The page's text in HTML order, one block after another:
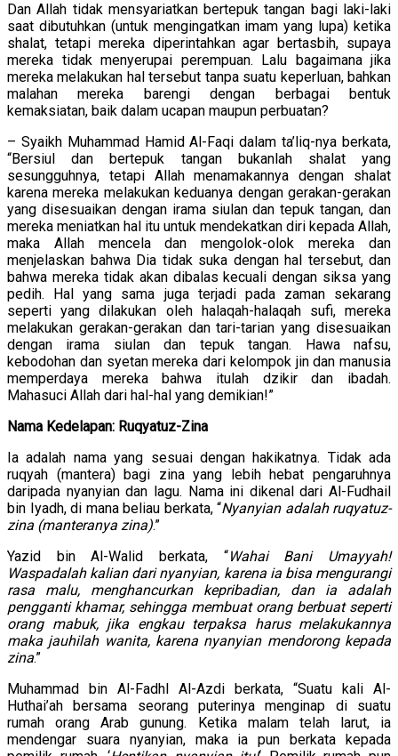
Dan Allah tidak mensyariatkan bertepuk tangan bagi laki-laki
saat dibutuhkan (untuk mengingatkan imam yang lupa) ketika
shalat, tetapi mereka diperintahkan agar bertasbih, supaya
mereka tidak menyerupai perempuan. Lalu bagaimana jika
mereka melakukan hal tersebut tanpa suatu keperluan, bahkan
malahan mereka barengi dengan berbagai bentuk
kemaksiatan, baik dalam ucapan maupun perbuatan?
– Syaikh Muhammad Hamid Al-Faqi dalam ta’liq-nya berkata,
“Bersiul dan bertepuk tangan bukanlah shalat yang
sesungguhnya, tetapi Allah menamakannya dengan shalat
karena mereka melakukan keduanya dengan gerakan-gerakan
yang disesuaikan dengan irama siulan dan tepuk tangan, dan
mereka meniatkan hal itu untuk mendekatkan diri kepada Allah,
maka Allah mencela dan mengolok-olok mereka dan
menjelaskan bahwa Dia tidak suka dengan hal tersebut, dan
bahwa mereka tidak akan dibalas kecuali dengan siksa yang
pedih. Hal yang sama juga terjadi pada zaman sekarang
seperti yang dilakukan oleh halaqah-halaqah sufi, mereka
melakukan gerakan-gerakan dan tari-tarian yang disesuaikan
dengan irama siulan dan tepuk tangan. Hawa nafsu,
kebodohan dan syetan mereka dari kelompok jin dan manusia
memperdaya mereka bahwa itulah dzikir dan ibadah.
Mahasuci Allah dari hal-hal yang demikian!”
Nama Kedelapan: Ruqyatuz-Zina
Ia adalah nama yang sesuai dengan hakikatnya. Tidak ada
ruqyah (mantera) bagi zina yang lebih hebat pengaruhnya
daripada nyanyian dan lagu. Nama ini dikenal dari Al-Fudhail
bin Iyadh, di mana beliau berkata, “Nyanyian adalah ruqyatuz-
zina (manteranya zina).”
Yazid bin Al-Walid berkata, “Wahai Bani Umayyah!
Waspadalah kalian dari nyanyian, karena ia bisa mengurangi
rasa malu, menghancurkan kepribadian, dan ia adalah
pengganti khamar, sehingga membuat orang berbuat seperti
orang mabuk, jika engkau terpaksa harus melakukannya
maka jauhilah wanita, karena nyanyian mendorong kepada
zina.”
Muhammad bin Al-Fadhl Al-Azdi berkata, “Suatu kali Al-
Huthai’ah bersama seorang puterinya menginap di suatu
rumah orang Arab gunung. Ketika malam telah larut, ia
mendengar suara nyanyian, maka ia pun berkata kepada